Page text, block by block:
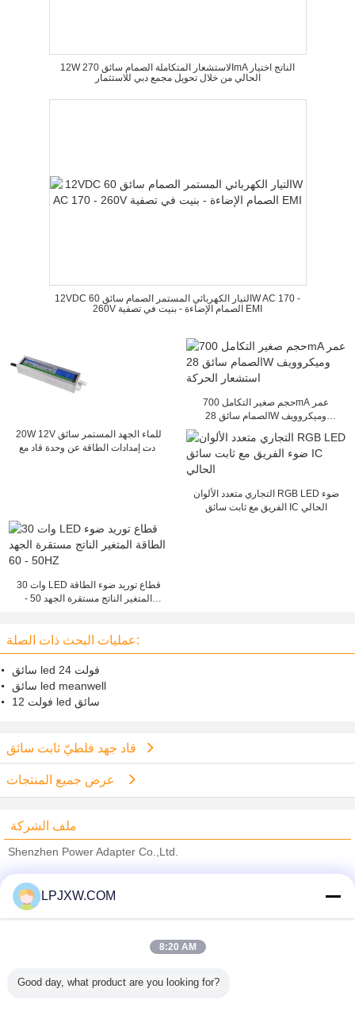
12W الاستشعار المتكاملة الصمام سائق 270mA الناتج اختيار
الحالي من خلال تحويل مجمع دبي للاستثمار
12VDC التيار الكهربائي المستمر الصمام سائق 60W AC 170 -
260V الصمام الإضاءة - بنيت في تصفية EMI
20W 12V للماء الجهد المستمر سائق
أدت إمدادات الطاقة عن وحدة قاد مع
حجم صغير التكامل 700mA عمر
الصمام سائق 28W وميكروويف
التجاري متعدد الألوان RGB LED ضوء
الفريق مع ثابت سائق IC الحالي
30 وات LED قطاع توريد ضوء الطاقة
المتغير الناتج مستقرة الجهد 50 -
عمليات البحث ذات الصلة:
سائق led 24 فولت
سائق led meanwell
12 فولت led سائق
قاد جهد فلطيّ ثابت سائق
ملف الشركة
Shenzhen Power Adapter Co.,Ltd.
Trust Seal
Verified Suplier
جميع المنتجات
LPJXW.COM
8:20 AM
Good day, what product are you looking for?